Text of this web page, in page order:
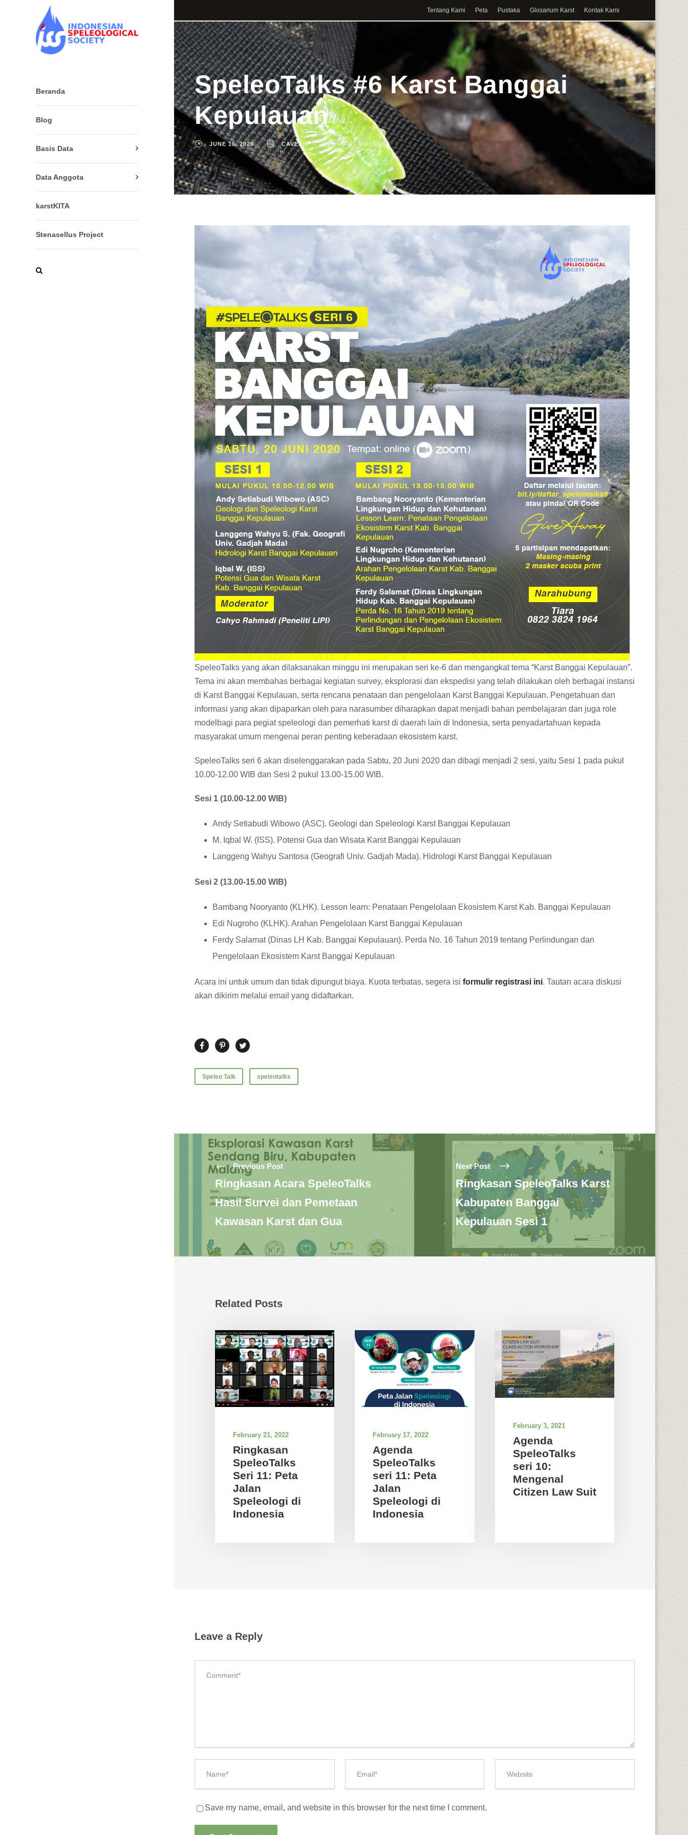
Beranda
Blog
Basis Data
Data Anggota
karstKITA
Stenasellus Project
Tentang Kami Peta Pustaka Glosarium Karst Kontak Kami
SpeleoTalks #6 Karst Banggai
Kepulauan
JUNE 16, 2020 CAVESID NO COMMENTS
SpeleoTalks yang akan dilaksanakan minggu ini merupakan seri ke-6 dan mengangkat tema “Karst Banggai Kepulauan”.
Tema ini akan membahas berbagai kegiatan survey, eksplorasi dan ekspedisi yang telah dilakukan oleh berbagai instansi
di Karst Banggai Kepulauan, serta rencana penataan dan pengelolaan Karst Banggai Kepulauan. Pengetahuan dan
informasi yang akan dipaparkan oleh para narasumber diharapkan dapat menjadi bahan pembelajaran dan juga role
modelbagi para pegiat speleologi dan pemerhati karst di daerah lain di Indonesia, serta penyadartahuan kepada
masyarakat umum mengenai peran penting keberadaan ekosistem karst.
SpeleoTalks seri 6 akan diselenggarakan pada Sabtu, 20 Juni 2020 dan dibagi menjadi 2 sesi, yaitu Sesi 1 pada pukul
10.00-12.00 WIB dan Sesi 2 pukul 13.00-15.00 WIB.
Sesi 1 (10.00-12.00 WIB)
Andy Setiabudi Wibowo (ASC). Geologi dan Speleologi Karst Banggai Kepulauan
M. Iqbal W. (ISS). Potensi Gua dan Wisata Karst Banggai Kepulauan
Langgeng Wahyu Santosa (Geografi Univ. Gadjah Mada). Hidrologi Karst Banggai Kepulauan
Sesi 2 (13.00-15.00 WIB)
Bambang Nooryanto (KLHK). Lesson learn: Penataan Pengelolaan Ekosistem Karst Kab. Banggai Kepulauan
Edi Nugroho (KLHK). Arahan Pengelolaan Karst Banggai Kepulauan
Ferdy Salamat (Dinas LH Kab. Banggai Kepulauan). Perda No. 16 Tahun 2019 tentang Perlindungan dan
Pengelolaan Ekosistem Karst Banggai Kepulauan
Acara ini untuk umum dan tidak dipungut biaya. Kuota terbatas, segera isi formulir registrasi ini. Tautan acara diskusi
akan dikirim melalui email yang didaftarkan.
Speleo Talk speleotalks
Previous Post
Ringkasan Acara SpeleoTalks
Hasil Survei dan Pemetaan
Kawasan Karst dan Gua
Next Post
Ringkasan SpeleoTalks Karst
Kabupaten Banggai
Kepulauan Sesi 1
Related Posts
February 21, 2022
Ringkasan
SpeleoTalks
Seri 11: Peta
Jalan
Speleologi di
Indonesia
February 17, 2022
Agenda
SpeleoTalks
seri 11: Peta
Jalan
Speleologi di
Indonesia
February 3, 2021
Agenda
SpeleoTalks
seri 10:
Mengenal
Citizen Law Suit
Leave a Reply
Save my name, email, and website in this browser for the next time I comment.